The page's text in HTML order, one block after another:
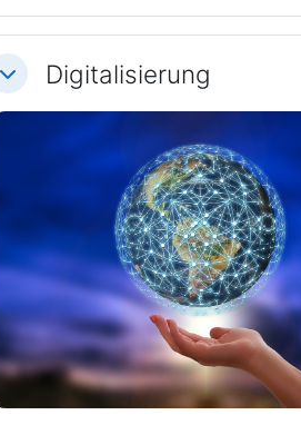
EinklappenDigitalisierung